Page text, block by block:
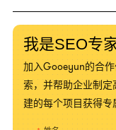
我是SEO专
加入Gooeyun的合
索，并帮助企业制
建的每个项目获得专